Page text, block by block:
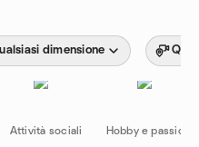
dimensione
Attività sociali Hobby e passioni